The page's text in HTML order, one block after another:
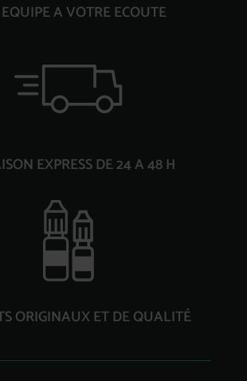
A VOTRE ECOUTE
EXPRESS DE 24 A 48 H
ORIGINAUX ET DE QUALITÉ